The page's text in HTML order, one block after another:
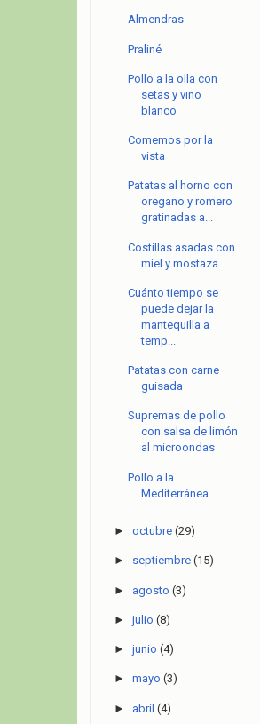
Almendras
Praliné
Pollo a la olla con
setas y vino
blanco
Comemos por la
vista
Patatas al horno con
oregano y romero
gratinadas a...
Costillas asadas con
miel y mostaza
Cuánto tiempo se
puede dejar la
mantequilla a
temp...
Patatas con carne
guisada
Supremas de pollo
con salsa de limón
al microondas
Pollo a la
Mediterránea
► octubre (29)
► septiembre (15)
► agosto (3)
► julio (8)
► junio (4)
► mayo (3)
► abril (4)